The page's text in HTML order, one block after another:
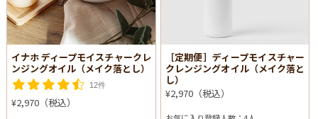
イナホ ディープモイスチャークレ
ンジングオイル（メイク落とし）
12件
¥2,970（税込）
［定期便］ディープモイスチャー
クレンジングオイル（メイク落と
し）
¥2,970（税込）